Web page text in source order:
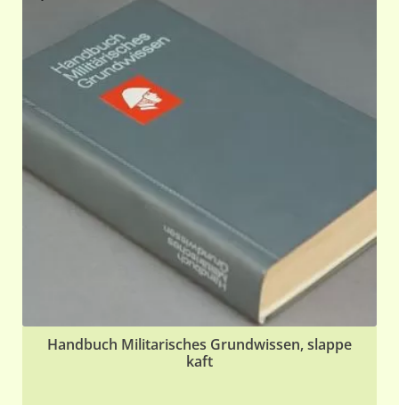
Handbuch Militarisches Grundwissen, slappe
kaft